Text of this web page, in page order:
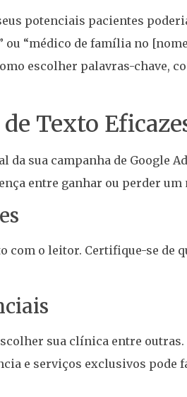
potenciais pacientes
“médico de família no
escolher palavras-chave,
Texto
da sua campanha de Google
entre ganhar ou perder um
o leitor. Certifique-se de
sua clínica entre outras.
e serviços exclusivos pode